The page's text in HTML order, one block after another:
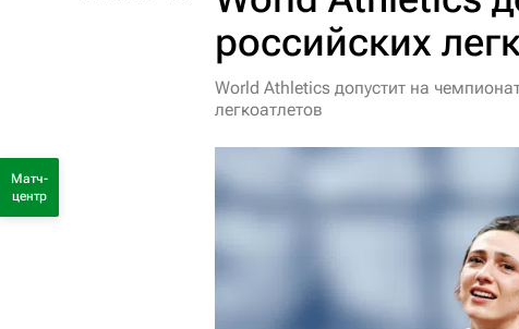
российских
World Athletics допустит на
легкоатлетов
Матч-
центр